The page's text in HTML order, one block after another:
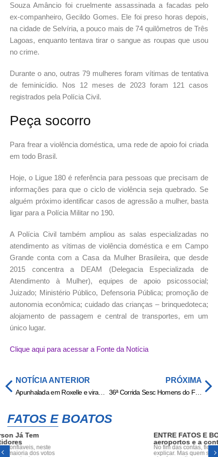
Souza Amâncio foi cruelmente assassinada a facadas pelo
ex-companheiro, Gecildo Gomes. Ele foi preso horas depois,
na cidade de Selvíria, a pouco mais de 74 quilômetros de Três
Lagoas, enquanto tentava tirar o sangue as roupas que usou
no crime.
Durante o ano, outras 79 mulheres foram vítimas de tentativa
de feminicídio. Nos 12 meses de 2023 foram 121 casos
registrados pela Polícia Civil.
Peça socorro
Para frear a violência doméstica, uma rede de apoio foi criada
em todo Brasil.
Hoje, o Ligue 180 é referência para pessoas que precisam de
informações para que o ciclo de violência seja quebrado. Se
alguém próximo identificar casos de agressão a mulher, basta
ligar para a Polícia Militar no 190.
A Polícia Civil também ampliou as salas especializadas no
atendimento as vítimas de violência doméstica e em Campo
Grande conta com a Casa da Mulher Brasileira, que desde
2015 concentra a DEAM (Delegacia Especializada de
Atendimento à Mulher), equipes de apoio psicossocial;
Juizado; Ministério Público, Defensoria Pública; promoção de
autonomia econômica; cuidado das crianças – brinquedoteca;
alojamento de passagem e central de transportes, em um
único lugar.
Clique aqui para acessar a Fonte da Notícia
NOTÍCIA ANTERIOR PRÓXIMA
36ª Corrida Sesc Homens do Fogo promove inclusão com percurso mais plano e acessível » Esportes & Notícias
FATOS E BOATOS
ENTRE FATOS E BOATOS: Máscaras,
aeroportos e a conta que nunca fecha
No fim das contas, fica aquela sensação difícil de
explicar. Mas quem saiba, dia 28 de Abril ás 19h,